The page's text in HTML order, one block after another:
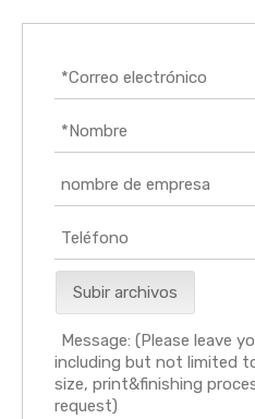
Subir archivos